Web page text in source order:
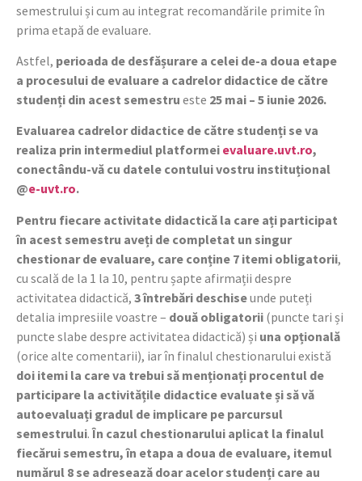
semestrului și cum au integrat recomandările primite în
prima etapă de evaluare.
Astfel, perioada de desfășurare a celei de-a doua etape
a procesului de evaluare a cadrelor didactice de către
studenți din acest semestru este 25 mai – 5 iunie 2026.
Evaluarea cadrelor didactice de către studenți se va
realiza prin intermediul platformei evaluare.uvt.ro,
conectându-vă cu datele contului vostru instituțional
@e-uvt.ro.
Pentru fiecare activitate didactică la care ați participat
în acest semestru aveți de completat un singur
chestionar de evaluare, care conține 7 itemi obligatorii,
cu scală de la 1 la 10, pentru șapte afirmații despre
activitatea didactică, 3 întrebări deschiseunde puteți
detalia impresiile voastre – două obligatorii (puncte tari și
puncte slabe despre activitatea didactică) și una opțională
(orice alte comentarii), iar în finalul chestionarului există
doi itemi la care va trebui să menționați procentul de
participare la activitățile didactice evaluate și să vă
autoevaluați gradul de implicare pe parcursul
semestrului.În cazul chestionarului aplicat la finalul
fiecărui semestru, în etapa a doua de evaluare, itemul
numărul 8 se adresează doar acelor studenți care au